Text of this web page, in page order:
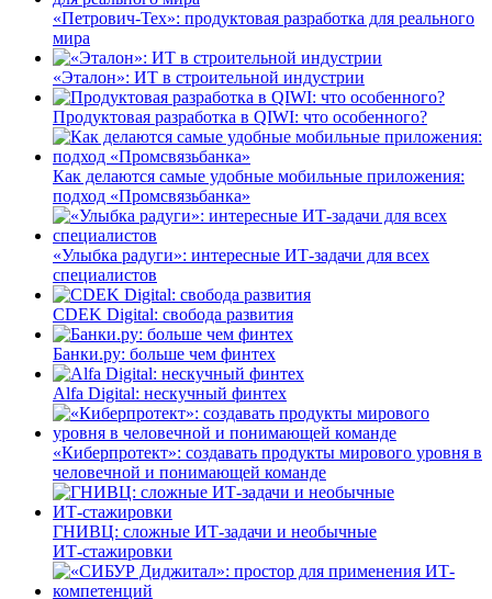
«Петрович-Тех»: продуктовая разработка для реального
мира
«Эталон»: ИТ в строительной индустрии
Продуктовая разработка в QIWI: что особенного?
Как делаются самые удобные мобильные приложения:
подход «Промсвязьбанка»
«Улыбка радуги»: интересные ИТ-задачи для всех
специалистов
CDEK Digital: свобода развития
Банки.ру: больше чем финтех
Alfa Digital: нескучный финтех
«Киберпротект»: создавать продукты мирового уровня в
человечной и понимающей команде
ГНИВЦ: сложные ИТ‑задачи и необычные
ИТ‑стажировки